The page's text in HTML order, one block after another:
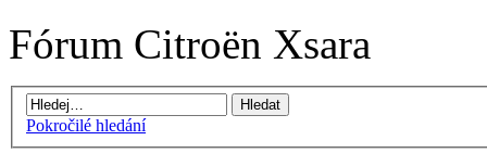
Fórum Citroën Xsara
Pokročilé hledání